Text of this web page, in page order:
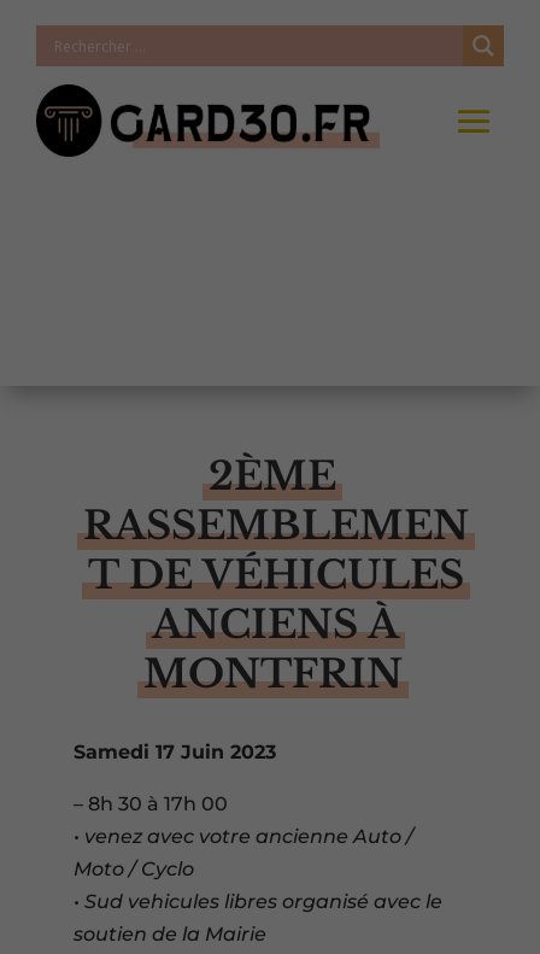
2ÈME
RASSEMBLEMEN
T DE VÉHICULES
ANCIENS À
MONTFRIN
Samedi 17 Juin 2023
– 8h 30 à 17h 00
• venez avec votre ancienne Auto /
Moto / Cyclo
• Sud vehicules libres organisé avec le
soutien de la Mairie